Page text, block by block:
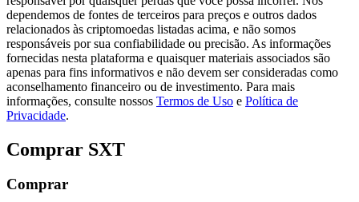
Investimento Automático
Obtenha lucro a longo prazo e interesses flexíveis
dependemos de fontes de terceiros para preços e outros dados
relacionados às criptomoedas listadas acima, e não somos
responsáveis por sua confiabilidade ou precisão. As informações
fornecidas nesta plataforma e quaisquer materiais associados são
apenas para fins informativos e não devem ser consideradas como
aconselhamento financeiro ou de investimento. Para mais
informações, consulte nossos Termos de Uso e Política de
Privacidade.
Comprar SXT
Comprar